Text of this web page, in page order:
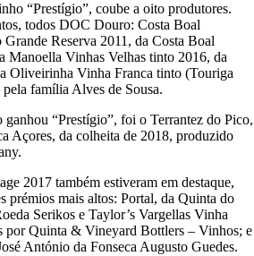
“Prestígio”, coube a oito produtores.
todos DOC Douro: Costa Boal
Reserva 2011, da Costa Boal
Manoella Vinhas Velhas tinto 2016, da
Oliveirinha Vinha Franca tinto (Touriga
família Alves de Sousa.
“Prestígio”, foi o Terrantez do Pico,
Açores, da colheita de 2018, produzido
2017 também estiveram em destaque,
prémios mais altos: Portal, da Quinta do
Serikos e Taylor’s Vargellas Vinha
por Quinta & Vineyard Bottlers – Vinhos; e
António da Fonseca Augusto Guedes.